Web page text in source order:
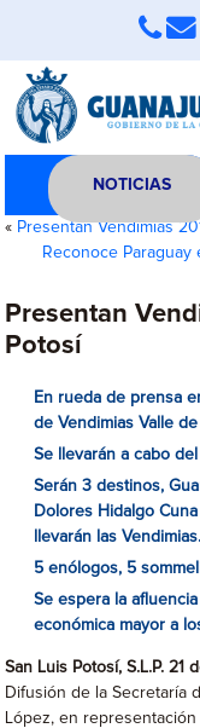
NOTICIAS
« Presentan Vendimias
Reconoce
Presentan
Potosí
En rueda de prensa
de Vendimias Valle
Se llevarán a cabo
Serán 3 destinos,
Dolores Hidalgo
llevarán las Vendimias.
5 enólogos, 5
Se espera la
económica mayor a
San Luis Potosí, S.L.P. 21
Difusión de la Secretaría
López, en